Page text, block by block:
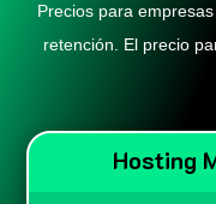
Precios para
retención. El precio
Hosting